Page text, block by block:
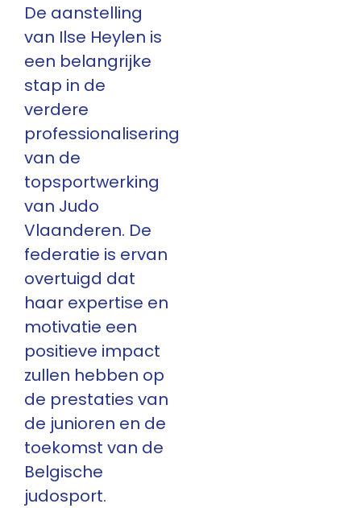
De aanstelling
van Ilse Heylen is
een belangrijke
stap in de
verdere
professionalisering
van de
topsportwerking
van Judo
Vlaanderen. De
federatie is ervan
overtuigd dat
haar expertise en
motivatie een
positieve impact
zullen hebben op
de prestaties van
de junioren en de
toekomst van de
Belgische
judosport.